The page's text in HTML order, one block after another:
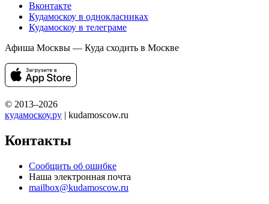
Вконтакте
Кудамоскоу в однокласниках
Кудамоскоу в телеграме
Афиша Москвы — Куда сходить в Москве
© 2013–2026
кудамоскоу.ру | kudamoscow.ru
Контакты
Сообщить об ошибке
Наша электронная почта
mailbox@kudamoscow.ru